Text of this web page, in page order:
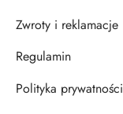
Zwroty i reklamacje
Regulamin
Polityka prywatności